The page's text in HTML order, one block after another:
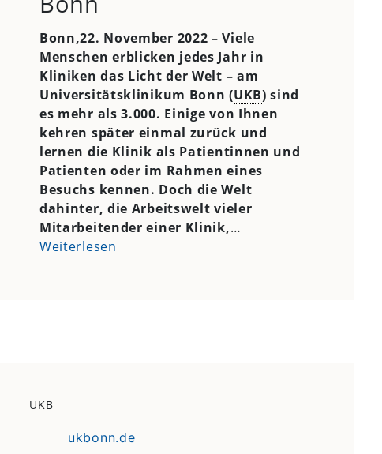
Bonn,22. November 2022 – Viele
Menschen erblicken jedes Jahr in
Kliniken das Licht der Welt – am
Universitätsklinikum Bonn (UKB) sind
es mehr als 3.000. Einige von Ihnen
kehren später einmal zurück und
lernen die Klinik als Patientinnen und
Patienten oder im Rahmen eines
Besuchs kennen. Doch die Welt
dahinter, die Arbeitswelt vieler
Mitarbeitender einer Klinik,…
Weiterlesen
UKB
ukbonn.de